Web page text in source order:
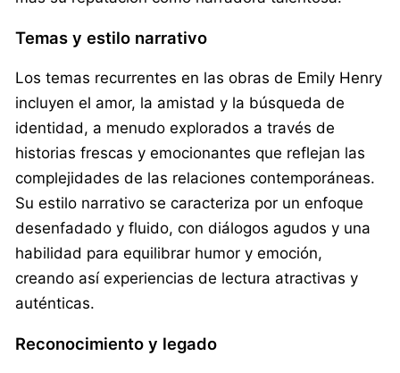
Temas y estilo narrativo
Los temas recurrentes en las obras de Emily Henry
incluyen el amor, la amistad y la búsqueda de
identidad, a menudo explorados a través de
historias frescas y emocionantes que reflejan las
complejidades de las relaciones contemporáneas.
Su estilo narrativo se caracteriza por un enfoque
desenfadado y fluido, con diálogos agudos y una
habilidad para equilibrar humor y emoción,
creando así experiencias de lectura atractivas y
auténticas.
Reconocimiento y legado